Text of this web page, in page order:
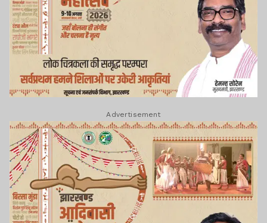
Advertisement